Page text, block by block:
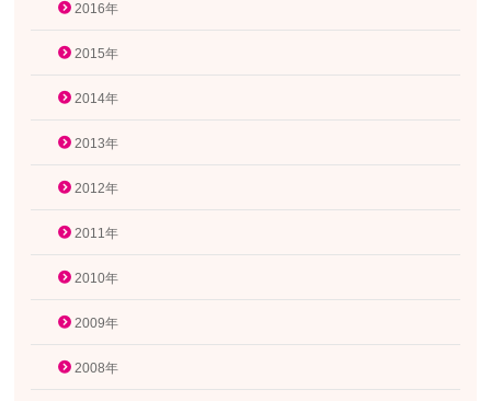
2016年
2015年
2014年
2013年
2012年
2011年
2010年
2009年
2008年